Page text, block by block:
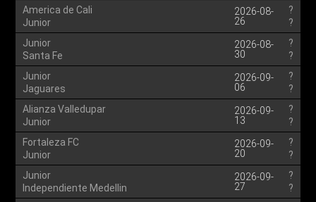
America de Cali
Junior
2026-08-
26
?
?
Junior
Santa Fe
2026-08-
30
?
?
Junior
Jaguares
2026-09-
06
?
?
Alianza Valledupar
Junior
2026-09-
13
?
?
Fortaleza FC
Junior
2026-09-
20
?
?
Junior
Independiente Medellin
2026-09-
27
?
?